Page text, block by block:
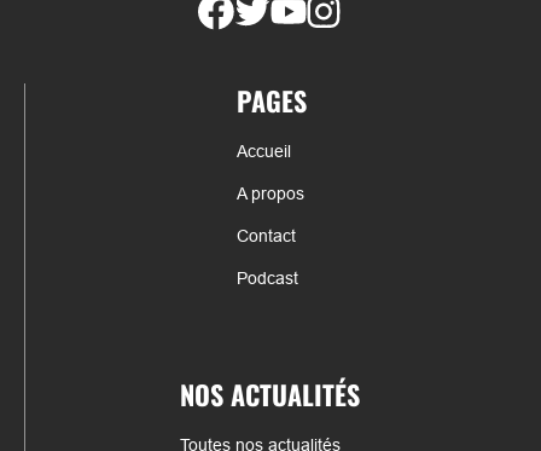
PAGES
Accueil
A propos
Contact
Podcast
NOS ACTUALITÉS
Toutes nos actualités